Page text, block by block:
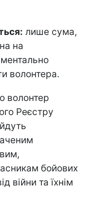
лише сума,
на
волонтера.
волонтер
Реєстру
бойових
війни та їхнім